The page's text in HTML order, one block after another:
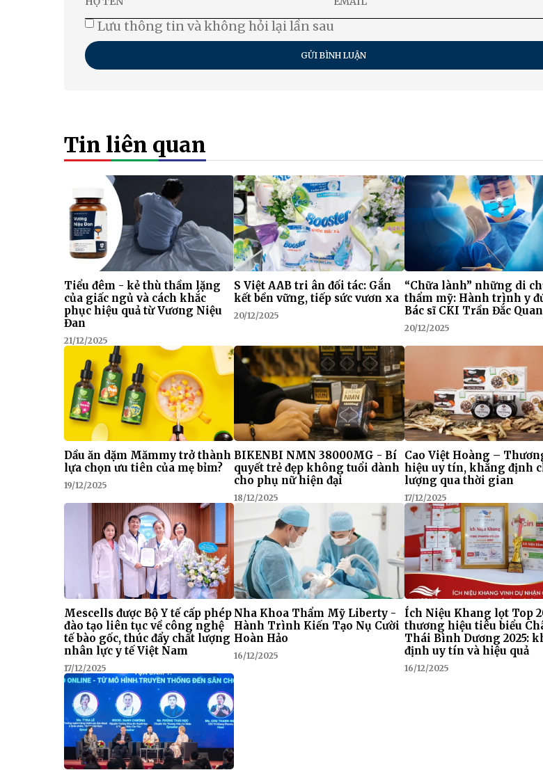
Lưu thông tin và không hỏi lại lần sau
GỬI BÌNH LUẬN
Tin liên quan
Tiểu đêm - kẻ thù thầm lặng
của giấc ngủ và cách khắc
phục hiệu quả từ Vương Niệu
Đan
21/12/2025
S Việt AAB tri ân đối tác: Gắn
kết bền vững, tiếp sức vươn xa
20/12/2025
“Chữa lành” những di
thẩm mỹ: Hành trình y
Bác sĩ CKI Trần Đắc
20/12/2025
Dầu ăn dặm Mămmy trở thành
lựa chọn ưu tiên của mẹ bỉm?
19/12/2025
BIKENBI NMN 38000MG - Bí
quyết trẻ đẹp không tuổi dành
cho phụ nữ hiện đại
18/12/2025
Cao Việt Hoàng –
hiệu uy tín, khẳng định
lượng qua thời gian
17/12/2025
Mescells được Bộ Y tế cấp phép
đào tạo liên tục về công nghệ
tế bào gốc, thúc đẩy chất lượng
nhân lực y tế Việt Nam
17/12/2025
Nha Khoa Thẩm Mỹ Liberty -
Hành Trình Kiến Tạo Nụ Cười
Hoàn Hảo
16/12/2025
Ích Niệu Khang lọt Top
thương hiệu tiêu biểu
Thái Bình Dương 2025:
định uy tín và hiệu quả
16/12/2025